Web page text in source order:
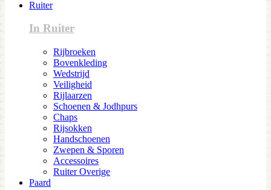
Ruiter
In Ruiter
Rijbroeken
Bovenkleding
Wedstrijd
Veiligheid
Rijlaarzen
Schoenen & Jodhpurs
Chaps
Rijsokken
Handschoenen
Zwepen & Sporen
Accessoires
Ruiter Overige
Paard